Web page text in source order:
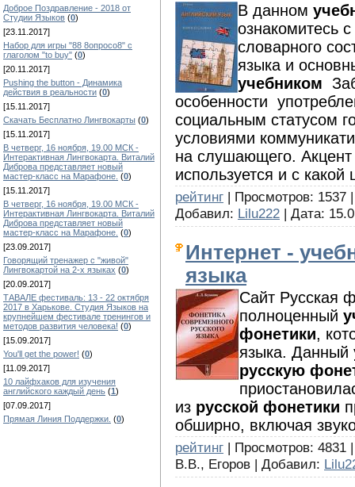
Доброе Поздравление - 2018 от
Студии Языков (0)
[23.11.2017]
Набор для игры "88 8опросо8" с
глаголом "to buy" (0)
[20.11.2017]
Pushing the button - Динамика
действия в реальности (0)
[15.11.2017]
Скачать Бесплатно Лингвокарты (0)
[15.11.2017]
В четверг, 16 ноября, 19.00 МСК -
Интерактивная Лингвокарта. Виталий
Диброва представляет новый
мастер-класс на Марафоне. (0)
[15.11.2017]
В четверг, 16 ноября, 19.00 МСК -
Интерактивная Лингвокарта. Виталий
Диброва представляет новый
мастер-класс на Марафоне. (0)
[23.09.2017]
Говорящий тренажер с "живой"
Лингвокартой на 2-х языках (0)
[20.09.2017]
ТАВАЛЕ фестиваль: 13 - 22 октября
2017 в Харькове. Студия Языков на
крупнейшем фестивале тренингов и
методов развития человека! (0)
[15.09.2017]
You'll get the power! (0)
[11.09.2017]
10 лайфхаков для изучения
английского каждый день (1)
[07.09.2017]
Прямая Линия Поддержки. (0)
В данном
ознакомитесь
словарного
языка и
учебником
особенности
социальным статусом
условиями
на слушающего.
используется и с какой
рейтинг | Просмотров: 1537
Добавил: Lilu222 | Дата:
Интернет -
языка
Сайт Русская
полноценный
фонетики,
языка. Данный
русскую
из русской фонетики
обширно, включая
рейтинг | Просмотров: 4831
В.В., Егоров | Добавил: